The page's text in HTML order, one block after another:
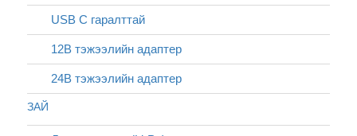
USB C гаралттай
12В тэжээлийн адаптер
24В тэжээлийн адаптер
ЗАЙ